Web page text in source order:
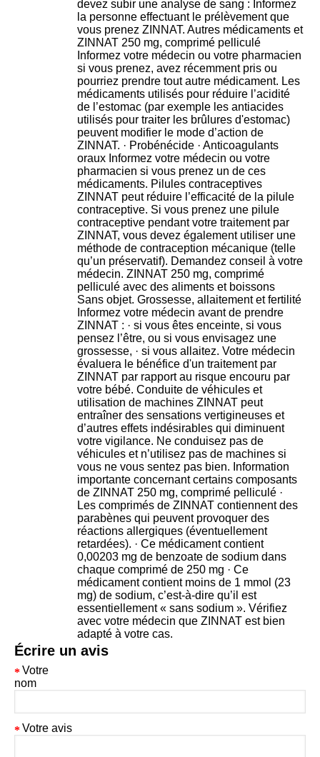
devez subir une analyse de sang : Informez
la personne effectuant le prélèvement que
vous prenez ZINNAT. Autres médicaments et
ZINNAT 250 mg, comprimé pelliculé
Informez votre médecin ou votre pharmacien
si vous prenez, avez récemment pris ou
pourriez prendre tout autre médicament. Les
médicaments utilisés pour réduire l’acidité
de l’estomac (par exemple les antiacides
utilisés pour traiter les brûlures d'estomac)
peuvent modifier le mode d’action de
ZINNAT. · Probénécide · Anticoagulants
oraux Informez votre médecin ou votre
pharmacien si vous prenez un de ces
médicaments. Pilules contraceptives
ZINNAT peut réduire l’efficacité de la pilule
contraceptive. Si vous prenez une pilule
contraceptive pendant votre traitement par
ZINNAT, vous devez également utiliser une
méthode de contraception mécanique (telle
qu’un préservatif). Demandez conseil à votre
médecin. ZINNAT 250 mg, comprimé
pelliculé avec des aliments et boissons
Sans objet. Grossesse, allaitement et fertilité
Informez votre médecin avant de prendre
ZINNAT : · si vous êtes enceinte, si vous
pensez l’être, ou si vous envisagez une
grossesse, · si vous allaitez. Votre médecin
évaluera le bénéfice d'un traitement par
ZINNAT par rapport au risque encouru par
votre bébé. Conduite de véhicules et
utilisation de machines ZINNAT peut
entraîner des sensations vertigineuses et
d’autres effets indésirables qui diminuent
votre vigilance. Ne conduisez pas de
véhicules et n’utilisez pas de machines si
vous ne vous sentez pas bien. Information
importante concernant certains composants
de ZINNAT 250 mg, comprimé pelliculé ·
Les comprimés de ZINNAT contiennent des
parabènes qui peuvent provoquer des
réactions allergiques (éventuellement
retardées). · Ce médicament contient
0,00203 mg de benzoate de sodium dans
chaque comprimé de 250 mg · Ce
médicament contient moins de 1 mmol (23
mg) de sodium, c’est-à-dire qu’il est
essentiellement « sans sodium ». Vérifiez
avec votre médecin que ZINNAT est bien
adapté à votre cas.
Écrire un avis
Votre
nom
Votre avis